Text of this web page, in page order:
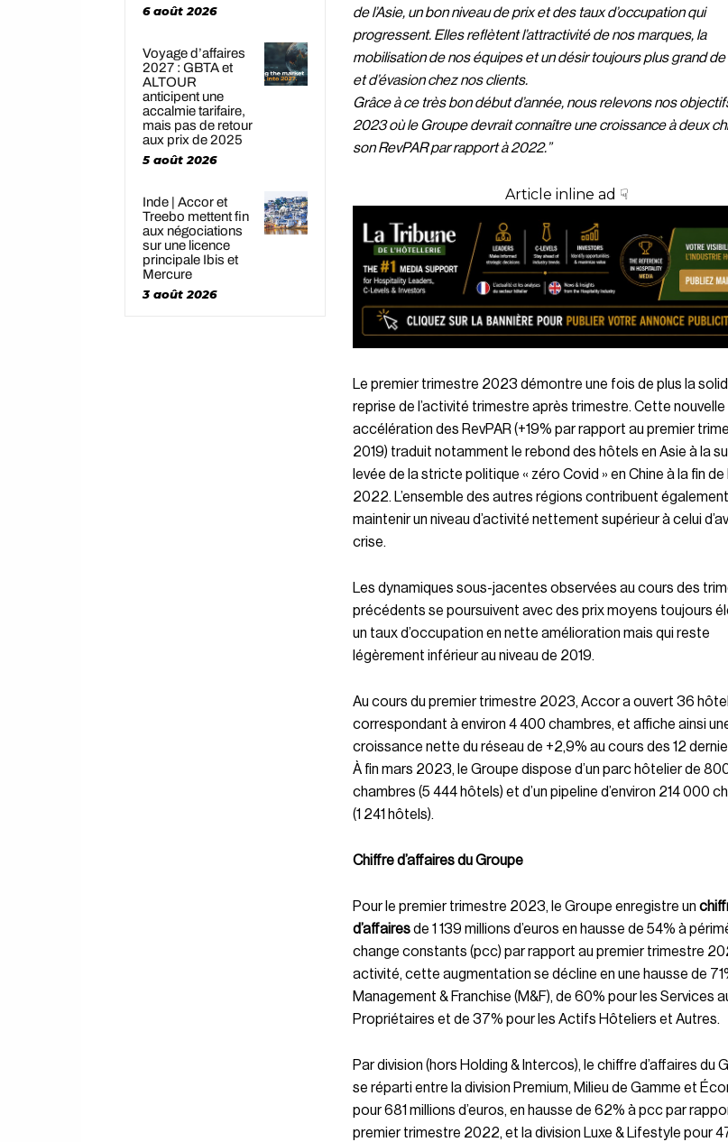
6 août 2026
Voyage d’affaires
2027 : GBTA et
ALTOUR
anticipent une
accalmie tarifaire,
mais pas de retour
aux prix de 2025
5 août 2026
Inde | Accor et
Treebo mettent fin
aux négociations
sur une licence
principale Ibis et
Mercure
3 août 2026
de l’Asie, un bon niveau de prix et des taux d’occupation qui
progressent. Elles reflètent l’attractivité de nos marques, la
mobilisation de nos équipes et un désir toujours plus grand
et d’évasion chez nos clients.
Grâce à ce très bon début d’année, nous relevons nos
2023 où le Groupe devrait connaître une croissance à deux
son RevPAR par rapport à 2022.”
Article inline ad ☟
Le premier trimestre 2023 démontre une fois de plus la
reprise de l’activité trimestre après trimestre. Cette nouvelle
accélération des RevPAR (+19% par rapport au premier
2019) traduit notamment le rebond des hôtels en Asie à la
levée de la stricte politique « zéro Covid » en Chine à la fin de
2022. L’ensemble des autres régions contribuent
maintenir un niveau d’activité nettement supérieur à celui
crise.
Les dynamiques sous-jacentes observées au cours des
précédents se poursuivent avec des prix moyens toujours
un taux d’occupation en nette amélioration mais qui reste
légèrement inférieur au niveau de 2019.
Au cours du premier trimestre 2023, Accor a ouvert 36
correspondant à environ 4 400 chambres, et affiche ainsi
croissance nette du réseau de +2,9% au cours des 12
À fin mars 2023, le Groupe dispose d’un parc hôtelier de
chambres (5 444 hôtels) et d’un pipeline d’environ 214 000
(1 241 hôtels).
Chiffre d’affaires du Groupe
Pour le premier trimestre 2023, le Groupe enregistre un
d’affairesde 1 139 millions d’euros en hausse de 54% à
change constants (pcc) par rapport au premier trimestre
activité, cette augmentation se décline en une hausse de
Management & Franchise (M&F), de 60% pour les Services
Propriétaires et de 37% pour les Actifs Hôteliers et Autres.
Par division (hors Holding & Intercos), le chiffre d’affaires du
se réparti entre la division Premium, Milieu de Gamme et
pour 681 millions d’euros, en hausse de 62% à pcc par
premier trimestre 2022, et la division Luxe & Lifestyle pour